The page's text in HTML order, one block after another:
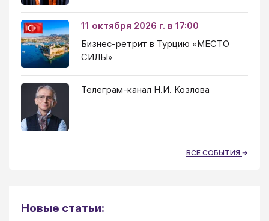
11 октября 2026 г. в 17:00
Бизнес-ретрит в Турцию «МЕСТО
СИЛЫ»
Телеграм-канал Н.И. Козлова
ВСЕ СОБЫТИЯ
Новые статьи: